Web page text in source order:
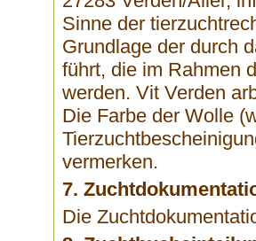
Sinne der
Grundlage der durch
führt, die im Rahmen
werden. Vit Verden
Die Farbe der Wolle
vermerken.
7.
Die